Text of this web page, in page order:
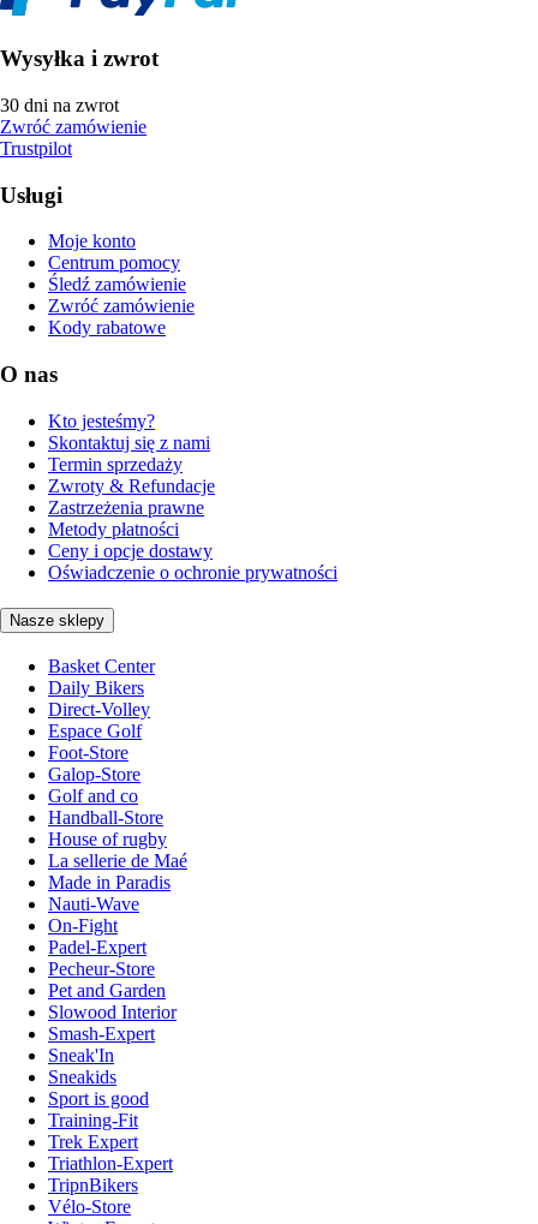
Wysyłka i zwrot
30 dni na zwrot
Zwróć zamówienie
Trustpilot
Usługi
Moje konto
Centrum pomocy
Śledź zamówienie
Zwróć zamówienie
Kody rabatowe
O nas
Kto jesteśmy?
Skontaktuj się z nami
Termin sprzedaży
Zwroty & Refundacje
Zastrzeżenia prawne
Metody płatności
Ceny i opcje dostawy
Oświadczenie o ochronie prywatności
Nasze sklepy
Basket Center
Daily Bikers
Direct-Volley
Espace Golf
Foot-Store
Galop-Store
Golf and co
Handball-Store
House of rugby
La sellerie de Maé
Made in Paradis
Nauti-Wave
On-Fight
Padel-Expert
Pecheur-Store
Pet and Garden
Slowood Interior
Smash-Expert
Sneak'In
Sneakids
Sport is good
Training-Fit
Trek Expert
Triathlon-Expert
TripnBikers
Vélo-Store